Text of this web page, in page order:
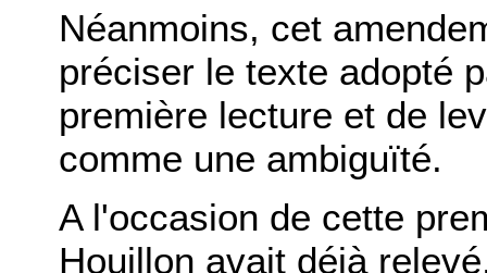
Néanmoins, cet
préciser le texte adopté
première lecture et de
comme une ambiguïté.
A l'occasion de cette
Houillon avait déjà